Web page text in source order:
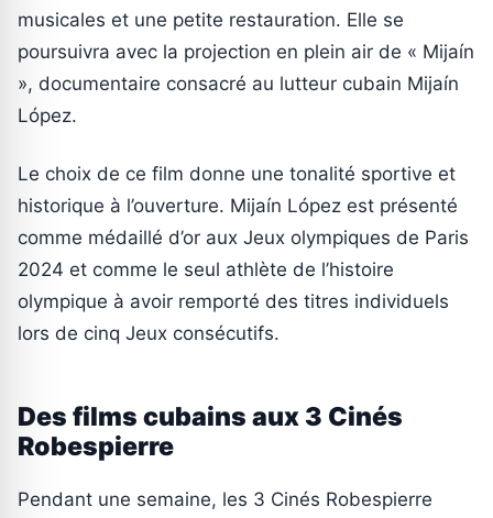
musicales et une petite restauration. Elle se
poursuivra avec la projection en plein air de « Mijaín
», documentaire consacré au lutteur cubain Mijaín
López.
Le choix de ce film donne une tonalité sportive et
historique à l’ouverture. Mijaín López est présenté
comme médaillé d’or aux Jeux olympiques de Paris
2024 et comme le seul athlète de l’histoire
olympique à avoir remporté des titres individuels
lors de cinq Jeux consécutifs.
Des films cubains aux 3 Cinés
Robespierre
Pendant une semaine, les 3 Cinés Robespierre